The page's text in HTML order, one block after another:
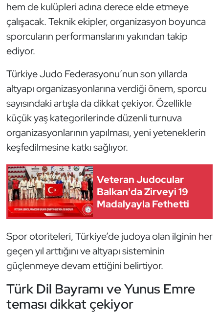
hem de kulüpleri adına derece elde etmeye
çalışacak. Teknik ekipler, organizasyon boyunca
sporcuların performanslarını yakından takip
ediyor.
Türkiye Judo Federasyonu’nun son yıllarda
altyapı organizasyonlarına verdiği önem, sporcu
sayısındaki artışla da dikkat çekiyor. Özellikle
küçük yaş kategorilerinde düzenli turnuva
organizasyonlarının yapılması, yeni yeteneklerin
keşfedilmesine katkı sağlıyor.
Veteran Judocular
Balkan'da Zirveyi 19
Madalyayla Fethetti
Spor otoriteleri, Türkiye’de judoya olan ilginin her
geçen yıl arttığını ve altyapı sisteminin
güçlenmeye devam ettiğini belirtiyor.
Türk Dil Bayramı ve Yunus Emre
teması dikkat çekiyor
Su Topu
Sualtı Sporları
Tenis
Triatlon
Voleybol
Vücut Geliştirme Fitness
Wushu Kungfu
Yelken
Yüzme